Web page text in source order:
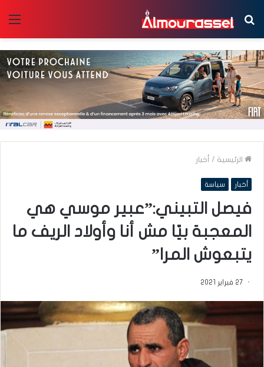
بحث
عن
الرئيسية / أخبار
أخبار سياسة
فيصل التبيني:”عبير موسي هي
المعجبة بيّا مش أنا وأولاد الريف ما
يتبعوش المرا”
27 فبراير 2021